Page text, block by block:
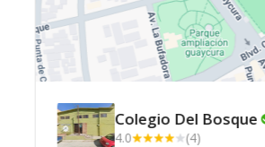
Colegio Del Bosque
4.0
(4)